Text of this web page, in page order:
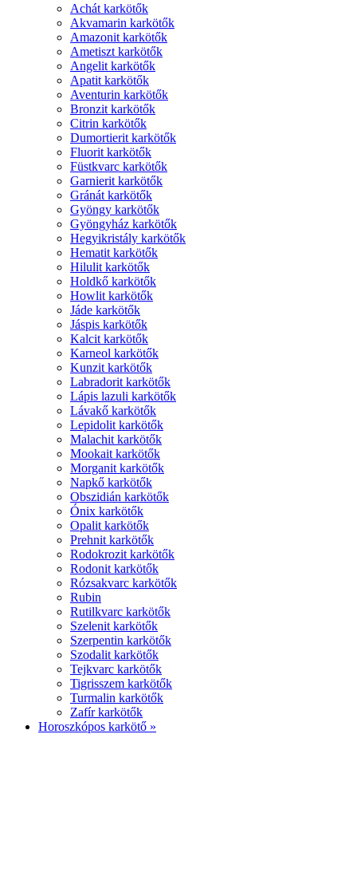
Achát karkötők
Akvamarin karkötők
Amazonit karkötők
Ametiszt karkötők
Angelit karkötők
Apatit karkötők
Aventurin karkötők
Bronzit karkötők
Citrin karkötők
Dumortierit karkötők
Fluorit karkötők
Füstkvarc karkötők
Garnierit karkötők
Gránát karkötők
Gyöngy karkötők
Gyöngyház karkötők
Hegyikristály karkötők
Hematit karkötők
Hilulit karkötők
Holdkő karkötők
Howlit karkötők
Jáde karkötők
Jáspis karkötők
Kalcit karkötők
Karneol karkötők
Kunzit karkötők
Labradorit karkötők
Lápis lazuli karkötők
Lávakő karkötők
Lepidolit karkötők
Malachit karkötők
Mookait karkötők
Morganit karkötők
Napkő karkötők
Obszidián karkötők
Ónix karkötők
Opalit karkötők
Prehnit karkötők
Rodokrozit karkötők
Rodonit karkötők
Rózsakvarc karkötők
Rubin
Rutilkvarc karkötők
Szelenit karkötők
Szerpentin karkötők
Szodalit karkötők
Tejkvarc karkötők
Tigrisszem karkötők
Turmalin karkötők
Zafír karkötők
Horoszkópos karkötő »